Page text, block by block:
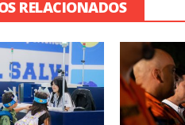
RELACIONADOS